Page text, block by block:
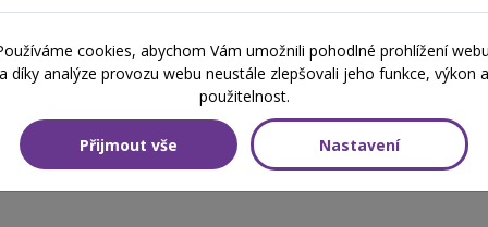
a organizace práce pedagoga (webinář)
a organizace práce
cookies, abychom Vám umožnili pohodlné prohlížení
a díky analýze provozu webu neustále zlepšovali jeho funkce, výkon a
použitelnost.
Přijmout vše Nastavení